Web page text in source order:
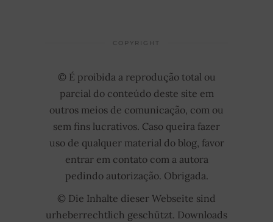
COPYRIGHT
© É proibida a reprodução total ou
parcial do conteúdo deste site em
outros meios de comunicação, com ou
sem fins lucrativos. Caso queira fazer
uso de qualquer material do blog, favor
entrar em contato com a autora
pedindo autorização. Obrigada.
© Die Inhalte dieser Webseite sind
urheberrechtlich geschützt. Downloads